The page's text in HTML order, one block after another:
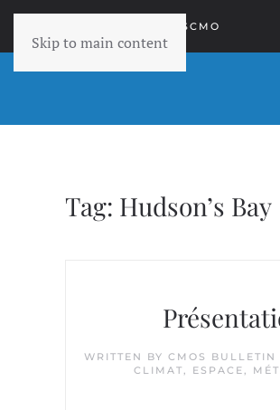
Skip to main content
RETOURNER À SCMO
Tag: Hudson’s Bay
WRITTEN BY CMOS BULLETIN
CLIMAT, ESPACE,